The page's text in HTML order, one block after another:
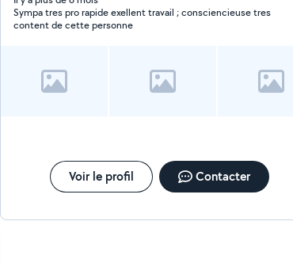
Sympa tres pro rapide exellent travail ; consciencieuse tres
content de cette personne
Voir le profil Contacter